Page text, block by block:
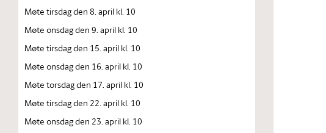
Møte tirsdag den 8. april kl. 10
Møte onsdag den 9. april kl. 10
Møte tirsdag den 15. april kl. 10
Møte onsdag den 16. april kl. 10
Møte torsdag den 17. april kl. 10
Møte tirsdag den 22. april kl. 10
Møte onsdag den 23. april kl. 10